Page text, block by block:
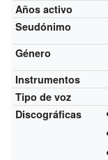
Años activo
Seudónimo
Género
Instrumentos
Tipo de voz
Discográficas